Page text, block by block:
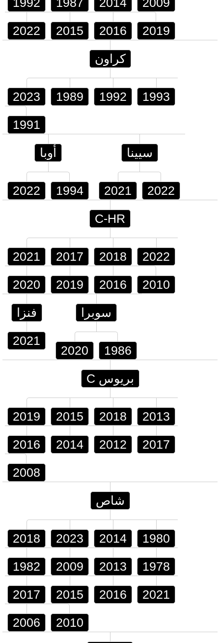
2022 2015 2016 2019
كراون
2023 1989 1992 1993
1991
أوبا
2022 1994
سيينا
2021 2022
C-HR
2021 2017 2018 2022
2020 2019 2016 2010
فنزا
2021
سوبرا
2020 1986
بريوس C
2019 2015 2018 2013
2016 2014 2012 2017
2008
شاص
2018 2023 2014 1980
1982 2009 2013 1978
2017 2015 2016 2021
2006 2010